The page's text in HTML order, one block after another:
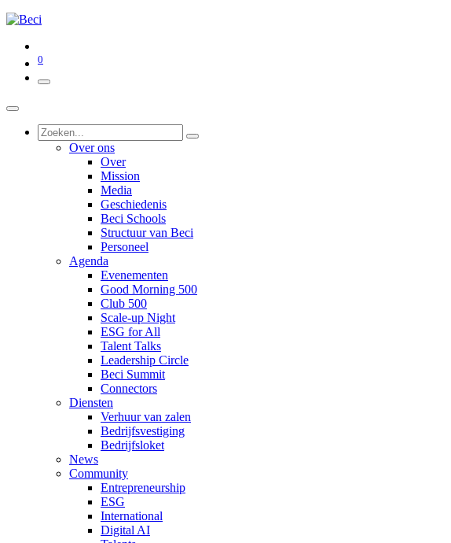
0
Over ons
Over
Mission
Media
Geschiedenis
Beci Schools
Structuur van Beci
Personeel
Agenda
Evenementen
Good Morning 500
Club 500
Scale-up Night
ESG for All
Talent Talks
Leadership Circle
Beci Summit
Connectors
Diensten
Verhuur van zalen
Bedrijfsvestiging
Bedrijfsloket
News
Community
Entrepreneurship
ESG
International
Digital AI